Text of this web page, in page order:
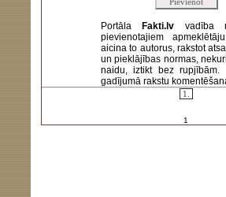
Portāla Fakti.lv vadība
pievienotajiem
aicina to autorus, rakstot
un pieklājības normas,
naidu, iztikt bez rupjībām.
gadījumā rakstu
1.
1